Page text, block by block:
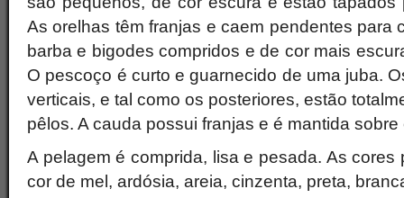
As orelhas têm franjas e caem pendentes para
barba e bigodes compridos e de cor mais
O pescoço é curto e guarnecido de uma juba.
verticais, e tal como os posteriores, estão
pêlos. A cauda possui franjas e é mantida sobre
A pelagem é comprida, lisa e pesada. As cores
cor de mel, ardósia, areia, cinzenta, preta,